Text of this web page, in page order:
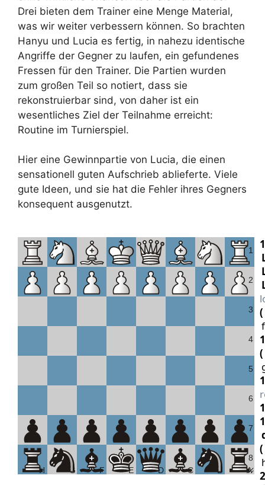
Drei bieten dem Trainer eine Menge Material,
was wir weiter verbessern können. So brachten
Hanyu und Lucia es fertig, in nahezu identische
Angriffe der Gegner zu laufen, ein gefundenes
Fressen für den Trainer. Die Partien wurden
zum großen Teil so notiert, dass sie
rekonstruierbar sind, von daher ist ein
wesentliches Ziel der Teilnahme erreicht:
Routine im Turnierspiel.
Hier eine Gewinnpartie von Lucia, die einen
sensationell guten Aufschrieb ablieferte. Viele
gute Ideen, und sie hat die Fehler ihres Gegners
konsequent ausgenutzt.
1
2
3
4
5
6
7
8
A
B
C
D
E
F
G
H